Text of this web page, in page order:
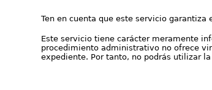
Ten en cuenta que este servicio
Este servicio tiene carácter meramente
procedimiento administrativo no ofrece
expediente. Por tanto, no podrás utilizar